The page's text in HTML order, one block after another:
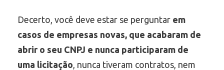
Decerto, você deve estar se perguntar em
casos de empresas novas, que acabaram de
abrir o seu CNPJ e nunca participaram de
uma licitação , nunca tiveram contratos, nem